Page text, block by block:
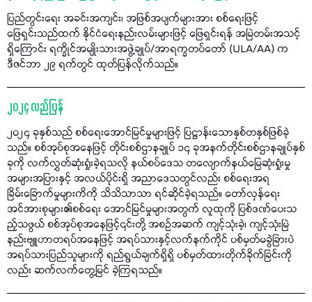
ပြည်တွင်းရေး အခင်းအကျင်း၊ အဖြစ်အပျက်များအား စစ်ရေးဖြင့်
ဖြေရှင်းသည်ထက် နိုင်ငံရေးနည်းလမ်းများဖြင့် ဖြေရှင်းရန် အမြဲတမ်းအသင့်
ရှိကြောင်း ရက္ခိုင်အမျိုးသားအဖွဲ့ချုပ်/အာရက္ခတပ်တော် (ULA/AA) က
ဒီဇင်ဘာ ၂၉ ရက်တွင် ထုတ်ပြန်လိုက်သည်။
၂၀၂၄ လည်ပြန်
၂၀၂၄ ခုနှစ်သည် စစ်ရေးအောင်မြင်မှုများဖြင့် ပြဋ္ဌာန်းသောနှစ်တနှစ်ဖြစ်ခဲ့
သည်။ စစ်အုပ်စုအနေဖြင့် တိုင်းစစ်ဌာနချုပ် ၁၄ ခုအနက်တိုင်းစစ်ဌာနချုပ်နှစ်
ခုကို လက်လွှတ်ဆုံးရှုံးခဲ့ရသလို နယ်စပ်ဒေသ တလျောက်နယ်မြေဆုံးရှုံးမှု
အများအပြားနှင့် အလယ်ပိုင်းရှိ အညာဒေသတွင်လည်း စစ်ရေးအရ
ခြိမ်းခြောက်မှုများကိကို သိသိသာသာ ရင်ဆိုင်ခဲ့ရသည်။ တော်လှန်ရေး
အင်အားစုများ၏စစ်ရေး အောင်မြင်မှုများအတွက် လူထုကို ပြစ်ဒဏ်ပေးသ
ည့်သဖွယ် စစ်အုပ်စုအနေဖြင့်၎င်းတို့ အစဉ်အဆက် ကျင့်သုံးခဲ့၊ ကျင့်သုံးမြဲ
နည်းဗျူဟာတရပ်အနေဖြင့် အရပ်သားနှင့်လက်နက်ကိုင် ပစ်မှတ်မခွဲခြားပဲ
အရပ်သားပြည်သူများကို ရည်ရွယ်ချက်ရှိရှိ ပစ်မှတ်ထားတိုက်ခိုက်ခြင်းကို
လည်း ဆက်လက်တွေ့မြင် ခဲ့ကြရသည်။